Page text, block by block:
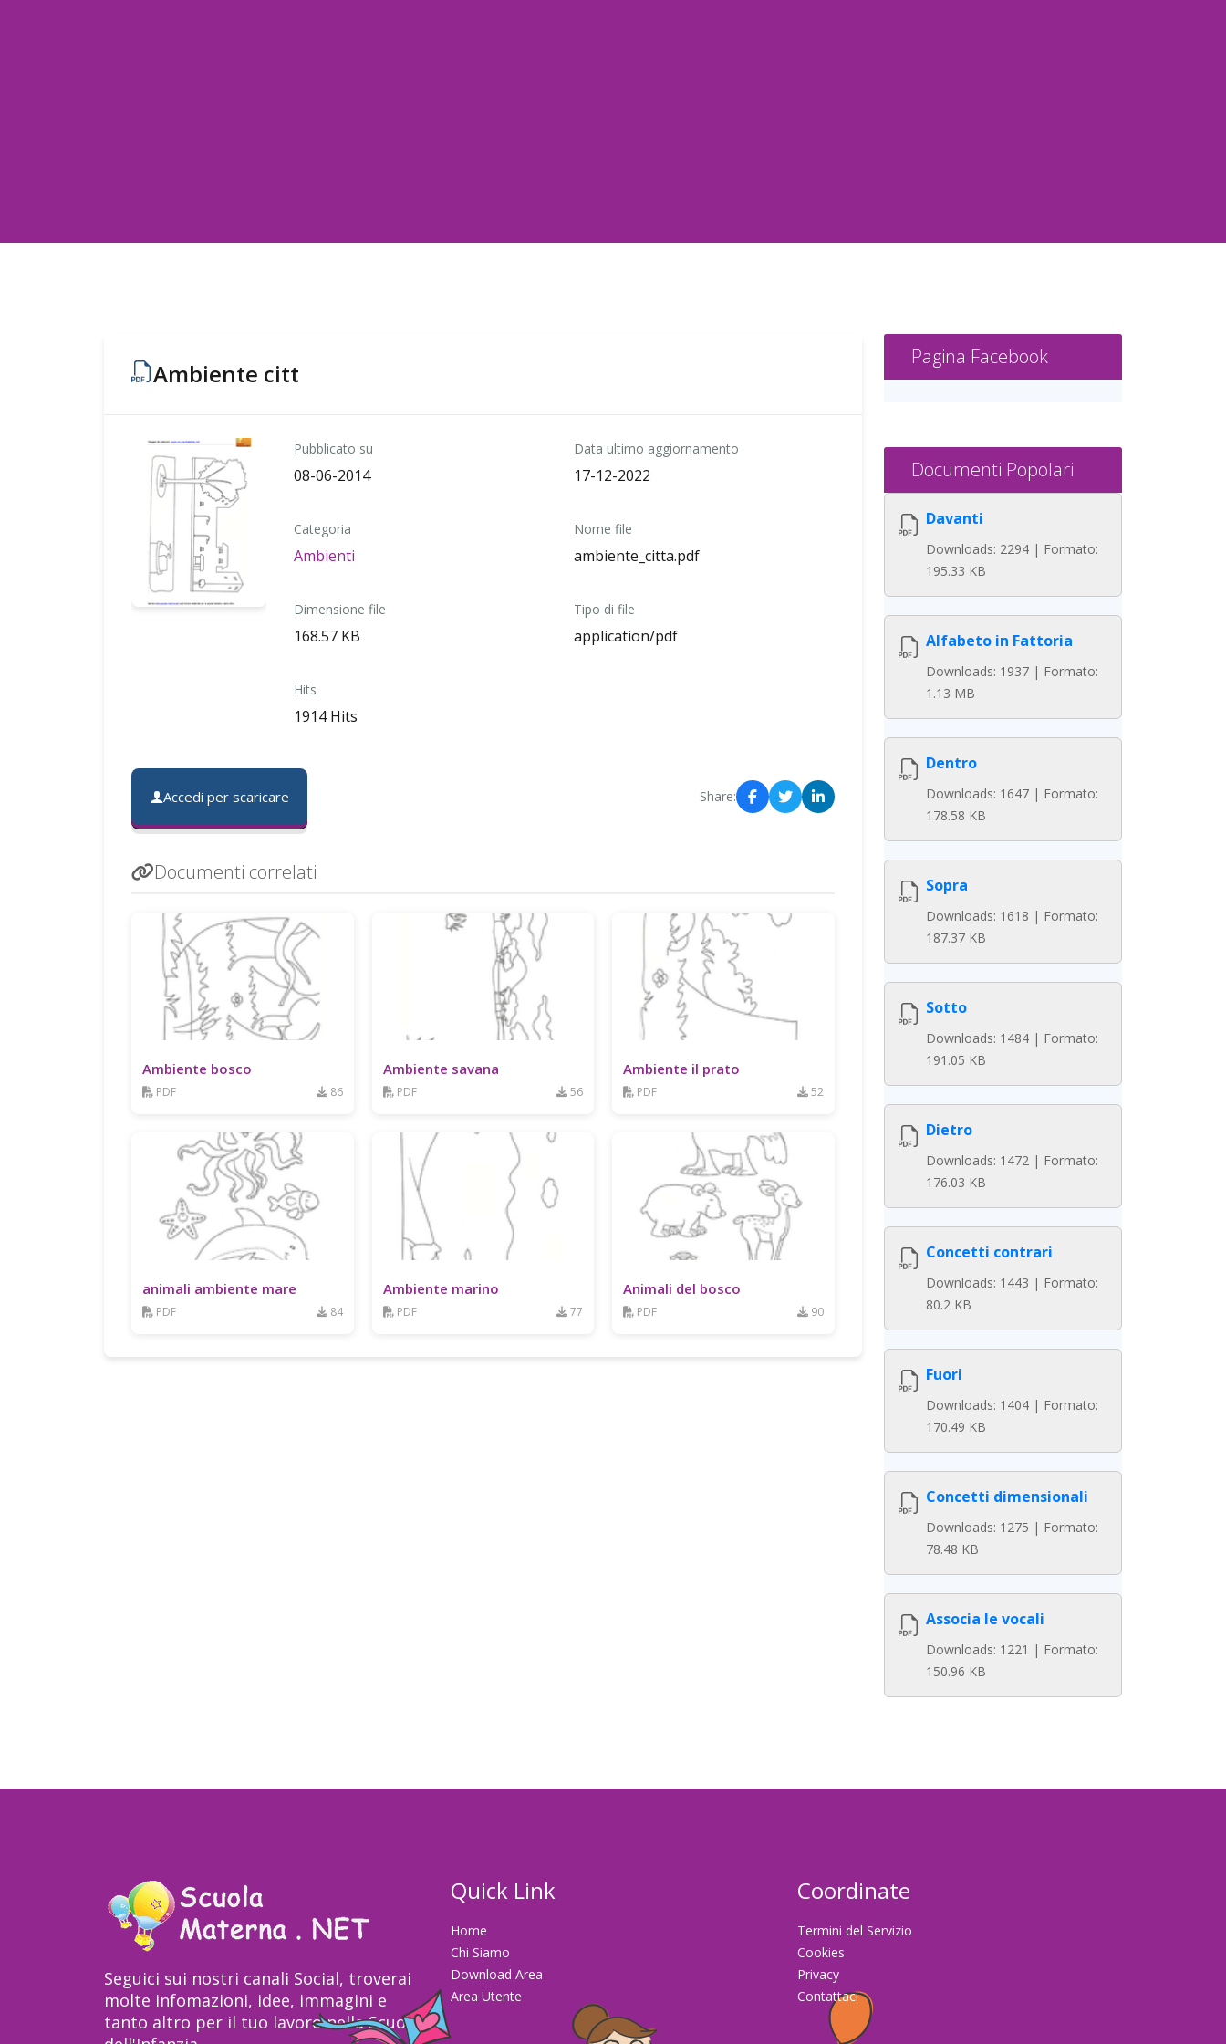
Ambiente citt
Pubblicato su
08-06-2014
Data ultimo aggiornamento
17-12-2022
Categoria
Ambienti
Nome file
ambiente_citta.pdf
Dimensione file
168.57 KB
Tipo di file
application/pdf
Hits
1914 Hits
Accedi per scaricare Share:
Documenti correlati
Ambiente bosco
PDF 86
Ambiente savana
PDF 56
Ambiente il prato
PDF 52
animali ambiente mare
PDF 84
Ambiente marino
PDF 77
Animali del bosco
PDF 90
Pagina Facebook
Documenti Popolari
Davanti
Downloads: 2294 | Formato:
195.33 KB
Alfabeto in Fattoria
Downloads: 1937 | Formato:
1.13 MB
Dentro
Downloads: 1647 | Formato:
178.58 KB
Sopra
Downloads: 1618 | Formato:
187.37 KB
Sotto
Downloads: 1484 | Formato:
191.05 KB
Dietro
Downloads: 1472 | Formato:
176.03 KB
Concetti contrari
Downloads: 1443 | Formato:
80.2 KB
Fuori
Downloads: 1404 | Formato:
170.49 KB
Concetti dimensionali
Downloads: 1275 | Formato:
78.48 KB
Associa le vocali
Downloads: 1221 | Formato:
150.96 KB
Seguici sui nostri canali Social, troverai
molte infomazioni, idee, immagini e
tanto altro per il tuo lavoro nella Scuola
Quick Link
Home
Chi Siamo
Download Area
Area Utente
Coordinate
Termini del Servizio
Cookies
Privacy
Contattaci